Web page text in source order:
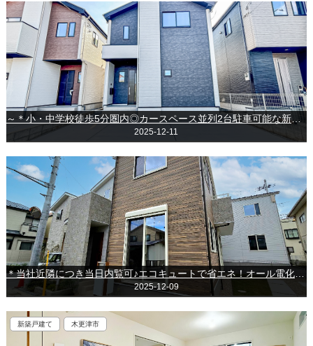
～＊小・中学校徒歩5分圏内◎カースペース並列2台駐車可能な新築戸建♪＊～◇習志野市袖ケ浦4丁目◇
2025-12-11
＊当社近隣につき当日内覧可♪エコキュートで省エネ！オール電化の新築戸建♪＊～千葉市中央区葛城２丁目～
2025-12-09
新築戸建て 木更津市